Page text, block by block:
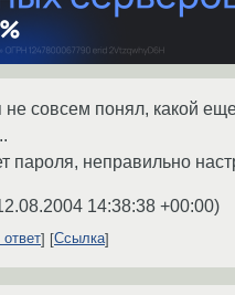
не совсем понял, какой
пароля, неправильно
14:38:38 +00:00)
ответ Ссылка